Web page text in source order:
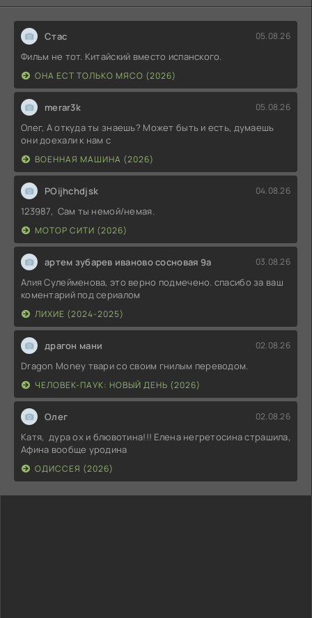
Стас 05.08.26
Фильм не тот. Китайский вместо испанского.
ОНА ЕСТ ТОЛЬКО МЯСО (2026)
merar3k 05.08.26
Олег, А откуда ты знаешь? Может быть и есть, думаешь
они доехали к нам с
ВОЕННАЯ МАШИНА (2026)
POijhchdjsk 04.08.26
123987, Сам ты немой/немая.
МОТОР СИТИ (2026)
артем зубарев иваново сосновая 9а 03.08.26
Алия Сулейменова, это верно подмечено. спасибо за ваш
коментарий под сериалом
ЛИХИЕ (2024-2025)
драгон мани 02.08.26
Dragon Money твари со своим гнилым переводом.
ЧЕЛОВЕК-ПАУК: НОВЫЙ ДЕНЬ (2026)
Олег 02.08.26
Катя, дура ох и блювотина!!! Елена негретосина страшила,
Афина вообще уродина
ОДИССЕЯ (2026)